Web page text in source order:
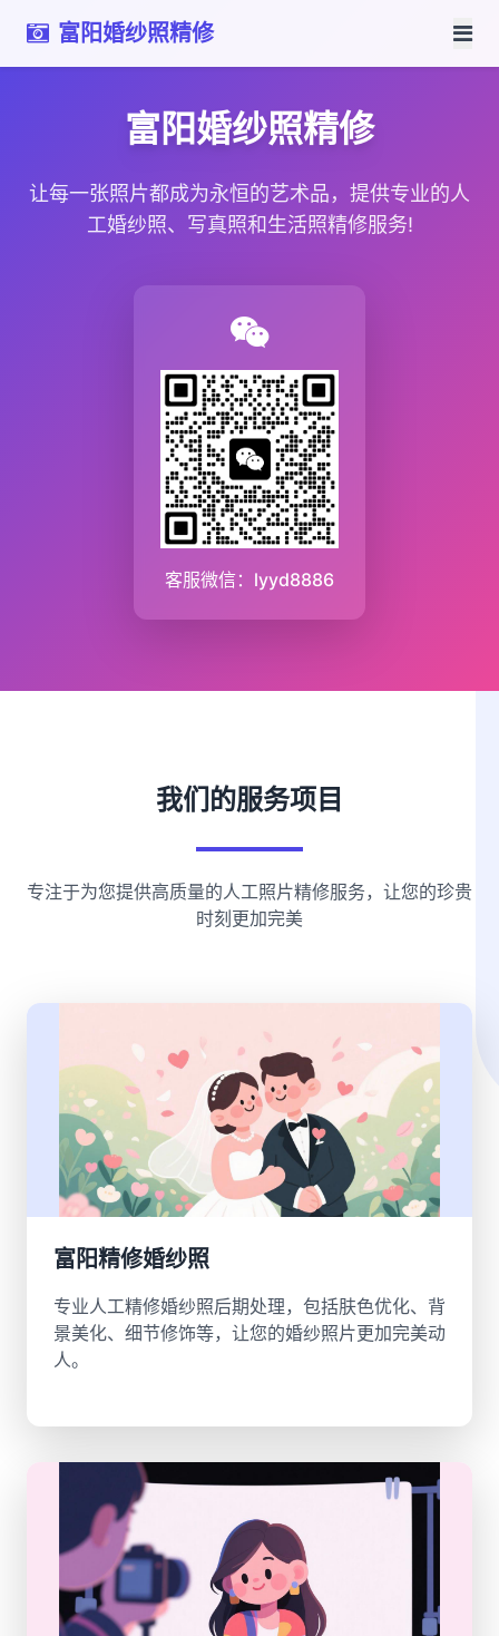
富阳婚纱照精修
富阳婚纱照精修
让每一张照片都成为永恒的艺术品，提供专业的人
工婚纱照、写真照和生活照精修服务!
客服微信：lyyd8886
我们的服务项目
专注于为您提供高质量的人工照片精修服务，让您的珍贵
时刻更加完美
富阳精修婚纱照
专业人工精修婚纱照后期处理，包括肤色优化、背
景美化、细节修饰等，让您的婚纱照片更加完美动
人。